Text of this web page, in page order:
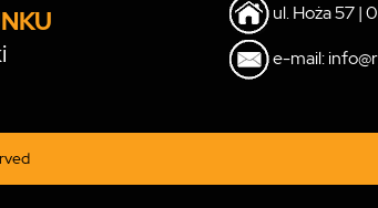
ul. Hoża 57 |
e-mail: